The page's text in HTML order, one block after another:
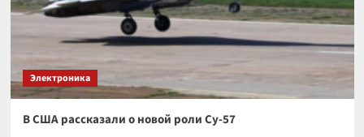
Электроника
В США рассказали о новой роли Су-57